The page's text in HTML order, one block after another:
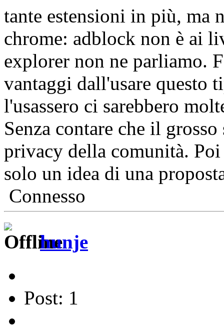
tante estensioni in più, ma
chrome: adblock non è ai
explorer non ne parliamo.
vantaggi dall'usare questo
l'usassero ci sarebbero
Senza contare che il
privacy della comunità.
solo un idea di una
Connesso
hunje
Post: 1